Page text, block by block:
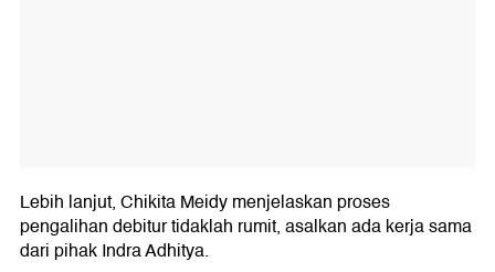
Lebih lanjut, Chikita Meidy menjelaskan proses
pengalihan debitur tidaklah rumit, asalkan ada kerja sama
dari pihak Indra Adhitya.